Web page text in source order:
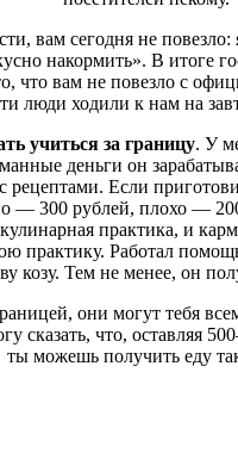
вам сегодня не
накормить». В итоге
что вам не повезло с
люди ходили к нам на
учиться за границу. У
деньги он
рецептами. Если
— 300 рублей, плохо —
практика, и
практику. Работал
козу. Тем не менее, он
они могут тебя
сказать, что, оставляя
ты можешь получить еду